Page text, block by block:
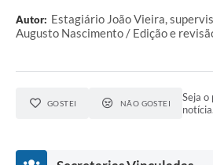
Autor: Estagiário João Vieira,
Augusto Nascimento / Edição e
GOSTEI NÃO GOSTEI
Seja
notícia.